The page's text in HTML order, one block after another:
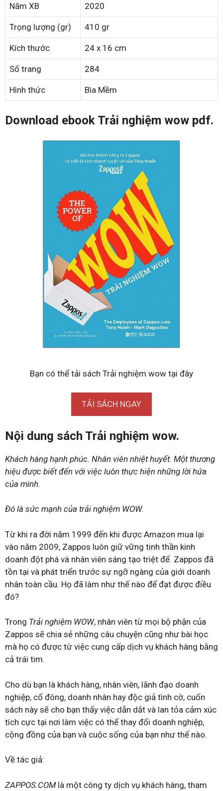
Năm XB 2020
Trọng lượng (gr) 410 gr
Kích thước 24 x 16 cm
Số trang 284
Hình thức Bìa Mềm
Download ebook Trải nghiệm wow pdf.
Bạn có thể tải sách Trải nghiệm wow tại đây
TẢI SÁCH NGAY
Nội dung sách Trải nghiệm wow.
Khách hàng hạnh phúc. Nhân viên nhiệt huyết. Một thương
hiệu được biết đến với việc luôn thực hiện những lời hứa
của mình.
Đó là sức mạnh của trải nghiệm WOW.
Từ khi ra đời năm 1999 đến khi được Amazon mua lại
vào năm 2009, Zappos luôn giữ vững tinh thần kinh
doanh đột phá và nhân viên sáng tạo triệt để. Zappos đã
tồn tại và phát triển trước sự ngỡ ngàng của giới doanh
nhân toàn cầu. Họ đã làm như thế nào để đạt được điều
đó?
Trong Trải nghiệm WOW, nhân viên từ mọi bộ phận của
Zappos sẽ chia sẻ những câu chuyện cũng như bài học
mà họ có được từ việc cung cấp dịch vụ khách hàng bằng
cả trái tim.
Cho dù bạn là khách hàng, nhân viên, lãnh đạo doanh
nghiệp, cổ đông, doanh nhân hay độc giả tình cờ, cuốn
sách này sẽ cho bạn thấy việc dẫn dắt và lan tỏa cảm xúc
tích cực tại nơi làm việc có thể thay đổi doanh nghiệp,
cộng đồng của bạn và cuộc sống của bạn như thế nào.
Về tác giả:
ZAPPOS.COMlà một công ty dịch vụ khách hàng, tham